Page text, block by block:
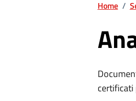
Home /
certificati